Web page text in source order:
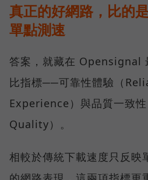
真正的好網路，比的
單點測速
答案，就藏在 Opensignal
比指標──可靠性體驗（
Experience）與品質一致
Quality）。
相較於傳統下載速度只反映